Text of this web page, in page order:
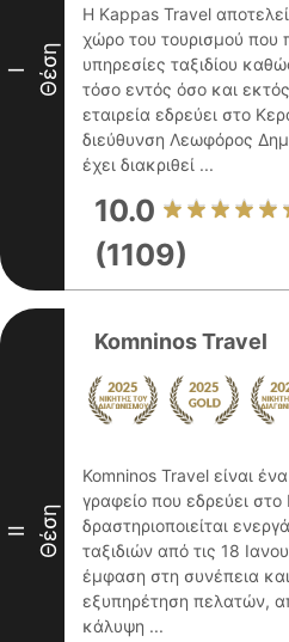
I Θέση
Η Kappas Travel
χώρο του τουρισμού που
υπηρεσίες ταξιδίου
τόσο εντός όσο και
εταιρεία εδρεύει στο
διεύθυνση Λεωφόρος
έχει διακριθεί ...
10.0
(1109)
II Θέση
Komninos Travel
Komninos Travel είναι
γραφείο που εδρεύει
δραστηριοποιείται
ταξιδιών από τις 18
έμφαση στη συνέπεια
εξυπηρέτηση πελατών,
κάλυψη ...